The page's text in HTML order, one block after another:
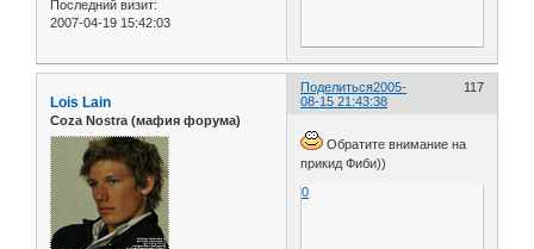
Последний визит:
2007-04-19 15:42:03
Поделиться 117
2005-
08-15 21:43:38
Lois Lain
Coza Nostra (мафия форума)
Обратите внимание на
прикид Фиби))
0